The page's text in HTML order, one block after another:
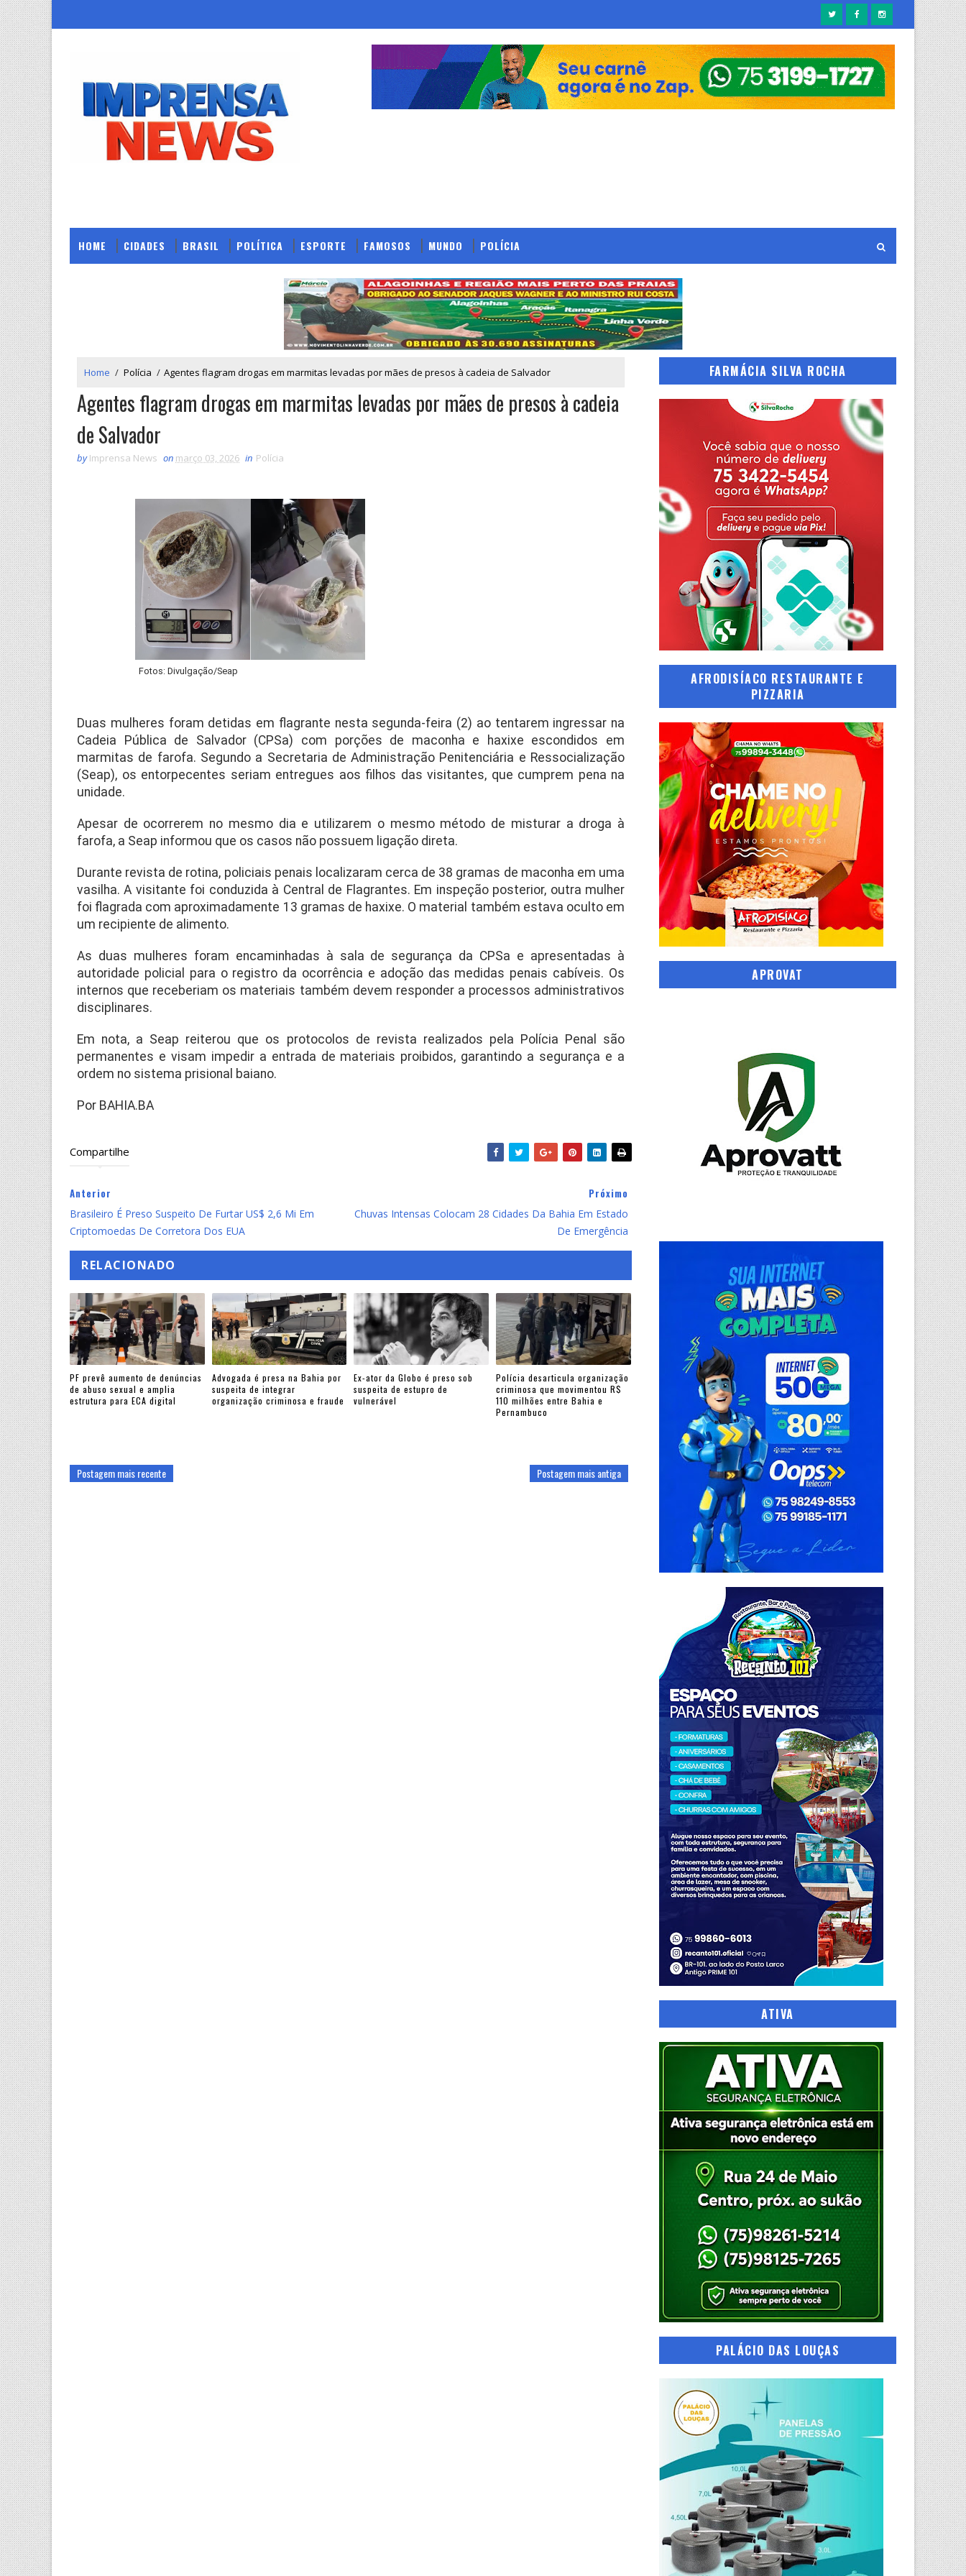
HOME CIDADES BRASIL POLÍTICA ESPORTE FAMOSOS MUNDO POLÍCIA
Home / Polícia / Agentes flagram drogas em marmitas levadas por mães de presos à cadeia de Salvador
Agentes flagram drogas em marmitas levadas por mães de presos à cadeia
de Salvador
by Imprensa News on março 03, 2026 in Polícia
Fotos: Divulgação/Seap
Duas mulheres foram detidas em flagrante nesta segunda-feira (2) ao tentarem ingressar na
Cadeia Pública de Salvador (CPSa) com porções de maconha e haxixe escondidos em
marmitas de farofa. Segundo a Secretaria de Administração Penitenciária e Ressocialização
(Seap), os entorpecentes seriam entregues aos filhos das visitantes, que cumprem pena na
unidade.
Apesar de ocorrerem no mesmo dia e utilizarem o mesmo método de misturar a droga à
farofa, a Seap informou que os casos não possuem ligação direta.
Durante revista de rotina, policiais penais localizaram cerca de 38 gramas de maconha em uma
vasilha. A visitante foi conduzida à Central de Flagrantes. Em inspeção posterior, outra mulher
foi flagrada com aproximadamente 13 gramas de haxixe. O material também estava oculto em
um recipiente de alimento.
As duas mulheres foram encaminhadas à sala de segurança da CPSa e apresentadas à
autoridade policial para o registro da ocorrência e adoção das medidas penais cabíveis. Os
internos que receberiam os materiais também devem responder a processos administrativos
disciplinares.
Em nota, a Seap reiterou que os protocolos de revista realizados pela Polícia Penal são
permanentes e visam impedir a entrada de materiais proibidos, garantindo a segurança e a
ordem no sistema prisional baiano.
Por BAHIA.BA
Compartilhe
Anterior
Brasileiro É Preso Suspeito De Furtar US$ 2,6 Mi Em
Criptomoedas De Corretora Dos EUA
Próximo
Chuvas Intensas Colocam 28 Cidades Da Bahia Em Estado
De Emergência
RELACIONADO
PF prevê aumento de denúncias
de abuso sexual e amplia
estrutura para ECA digital
Advogada é presa na Bahia por
suspeita de integrar
organização criminosa e fraude
Ex-ator da Globo é preso sob
suspeita de estupro de
vulnerável
Polícia desarticula organização
criminosa que movimentou R$
110 milhões entre Bahia e
Pernambuco
Postagem mais recente Postagem mais antiga
FARMÁCIA SILVA ROCHA
AFRODISÍACO RESTAURANTE E
PIZZARIA
APROVAT
ATIVA
PALÁCIO DAS LOUÇAS